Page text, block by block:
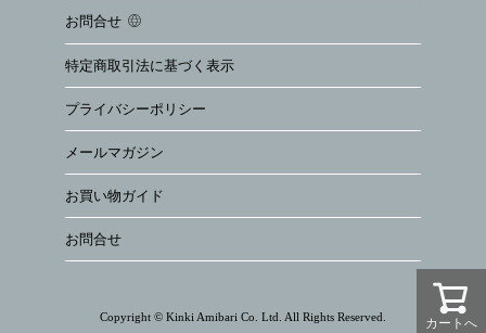
お問合せ
特定商取引法に基づく表示
プライバシーポリシー
メールマガジン
お買い物ガイド
お問合せ
Copyright © Kinki Amibari Co. Ltd. All Rights Reserved. カートへ